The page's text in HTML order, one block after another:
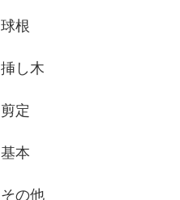
球根
挿し木
剪定
基本
その他